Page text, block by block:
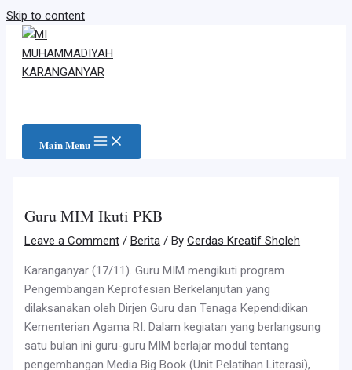
Skip to content
Main Menu
Guru MIM Ikuti PKB
Leave a Comment /Berita / ByCerdas Kreatif Sholeh
Karanganyar (17/11). Guru MIM mengikuti program
Pengembangan Keprofesian Berkelanjutan yang
dilaksanakan oleh Dirjen Guru dan Tenaga Kependidikan
Kementerian Agama RI. Dalam kegiatan yang berlangsung
satu bulan ini guru-guru MIM berlajar modul tentang
pengembangan Media Big Book (Unit Pelatihan Literasi),